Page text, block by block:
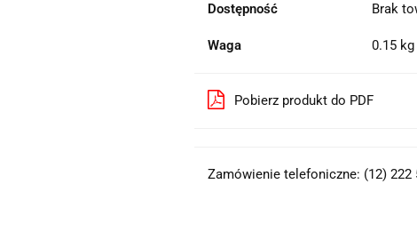
Dostępność Brak
Waga 0.15 kg
Pobierz produkt do PDF
Zamówienie telefoniczne: (12) 222